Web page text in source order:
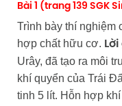
Bài 1 (trang 139 SGK
Trình bày thí nghiệm
hợp chất hữu cơ.
Urây, đã tạo ra môi
khí quyển của Trái
tinh 5 lít. Hỗn hợp khí